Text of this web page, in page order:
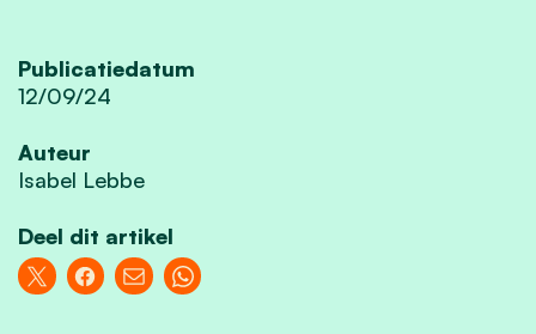
Publicatiedatum
12/09/24
Auteur
Isabel Lebbe
Deel dit artikel